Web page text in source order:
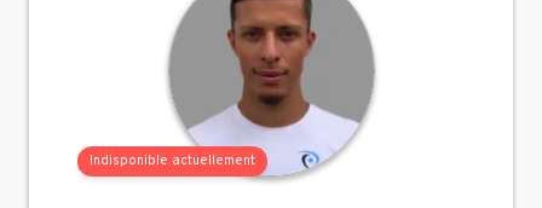
Indisponible actuellement